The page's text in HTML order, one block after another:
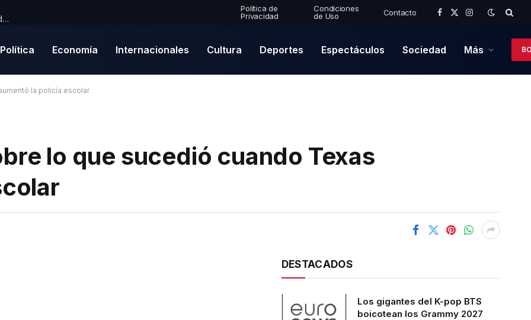
Premio Mercury 2026: Paul McCartney se convierte en nominado por primera vez en una emocionante lista de finalistas
Política de
Privacidad
Condiciones
de Uso
Contacto
Facebook
X
Instagram
Política Economía Internacionales Cultura Deportes Espectáculos Sociedad Más
la policía escolar
lo que sucedió cuando Texas
DESTACADOS
Los gigantes del K-pop BTS
boicotean los Grammy 2027